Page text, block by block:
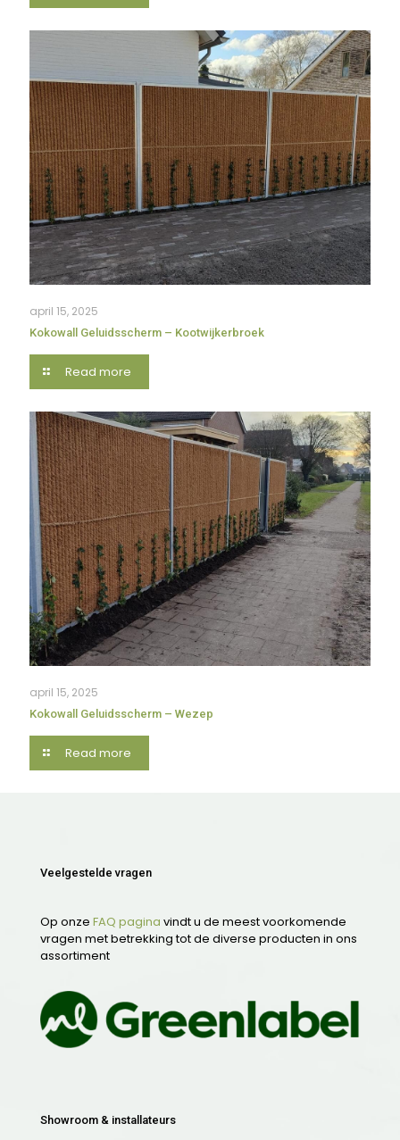
april 15, 2025
Kokowall Geluidsscherm – Kootwijkerbroek
Read more
april 15, 2025
Kokowall Geluidsscherm – Wezep
Read more
Veelgestelde vragen
Op onze FAQ pagina vindt u de meest voorkomende
vragen met betrekking tot de diverse producten in ons
assortiment
Showroom & installateurs